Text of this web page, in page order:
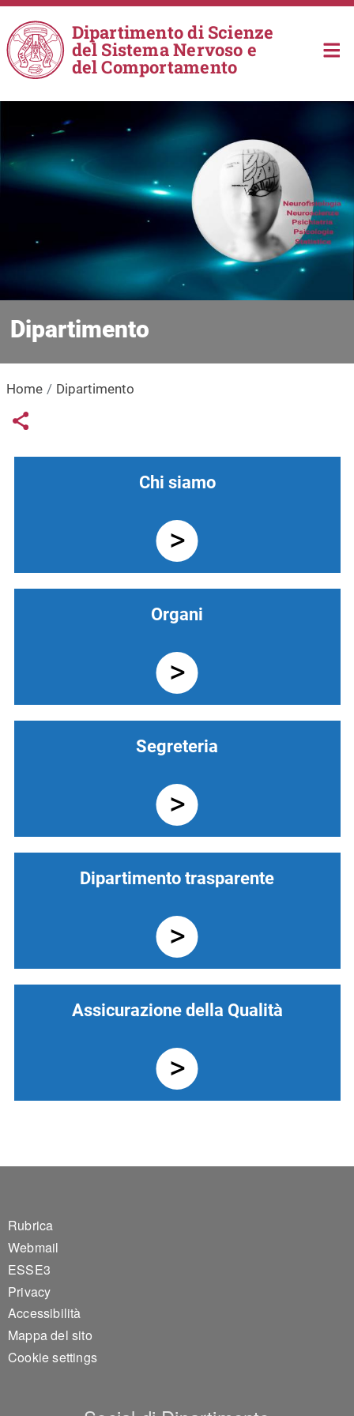
Salta al contenuto principale
Dipartimento di Scienze
del Sistema Nervoso e
del Comportamento
Dipartimento
Home Dipartimento
Links condivisione social
Share button
Navigazione principale
Chi siamo
Organi
Segreteria
Dipartimento trasparente
Assicurazione della Qualità
Footer 1
Rubrica
Webmail
ESSE3
Privacy
Accessibilità
Mappa del sito
Cookie settings